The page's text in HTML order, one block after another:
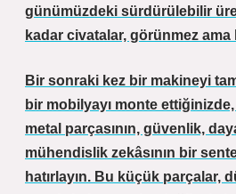
günümüzdeki sürdürülebilir
kadar civatalar, görünmez
Bir sonraki kez bir makineyi
bir mobilyayı monte
metal parçasının, güvenlik,
mühendislik zekâsının bir
hatırlayın. Bu küçük parçalar,